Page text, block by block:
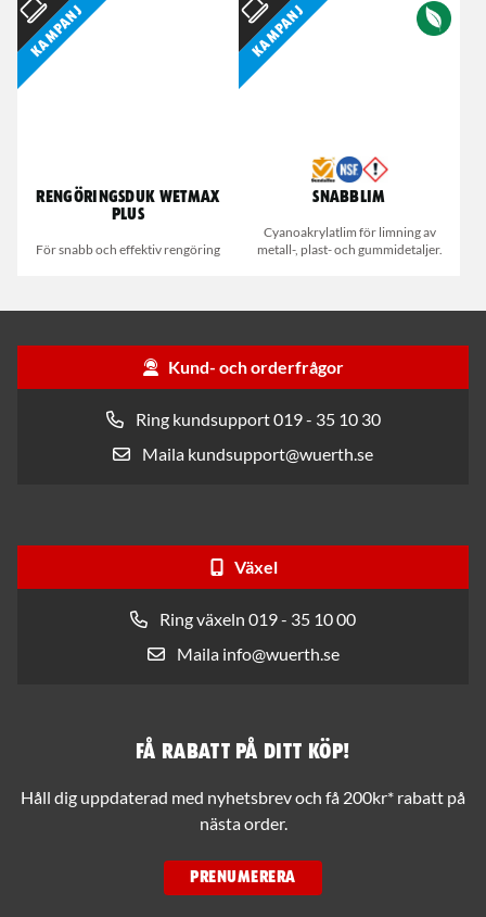
Kampanj
Rengöringsduk Wetmax
Plus
För snabb och effektiv rengöring
Kampanj
Snabblim
Cyanoakrylatlim för limning av
metall-, plast- och gummidetaljer.
Kund- och orderfrågor
Ring kundsupport 019 - 35 10 30
Maila kundsupport@wuerth.se
Växel
Ring växeln 019 - 35 10 00
Maila info@wuerth.se
Få rabatt på ditt köp!
Håll dig uppdaterad med nyhetsbrev och få 200kr* rabatt på
nästa order.
PRENUMERERA